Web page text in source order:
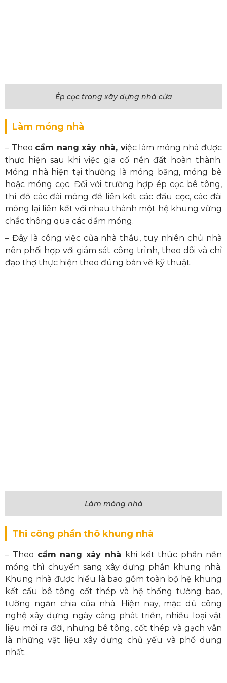
Ép cọc trong xây dựng nhà cửa
Làm móng nhà
– Theo cẩm nang xây nhà, việc làm móng nhà được
thực hiện sau khi việc gia cố nền đất hoàn thành.
Móng nhà hiện tại thường là móng băng, móng bè
hoặc móng cọc. Đối với trường hợp ép cọc bê tông,
thì đổ các đài móng để liên kết các đầu cọc, các đài
móng lại liên kết với nhau thành một hệ khung vững
chắc thông qua các dầm móng.
– Đây là công việc của nhà thầu, tuy nhiên chủ nhà
nên phối hợp với giám sát công trình, theo dõi và chỉ
đạo thợ thực hiện theo đúng bản vẽ kỹ thuật.
Làm móng nhà
Thi công phần thô khung nhà
– Theo cẩm nang xây nhà
khi kết thúc phần nền
móng thì chuyển sang xây dựng phần khung nhà.
Khung nhà được hiểu là bao gồm toàn bộ hệ khung
kết cấu bê tông cốt thép và hệ thống tường bao,
tường ngăn chia của nhà. Hiện nay, mặc dù công
nghệ xây dựng ngày càng phát triển, nhiều loại vật
liệu mới ra đời, nhưng bê tông, cốt thép và gạch vẫn
là những vật liệu xây dựng chủ yếu và phổ dụng
nhất.